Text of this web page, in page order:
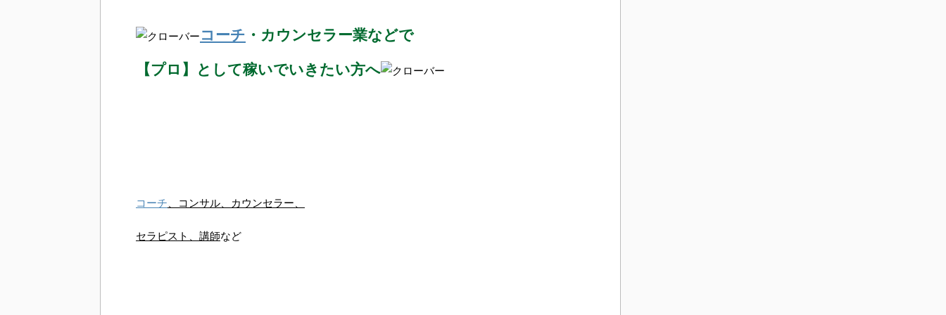
コーチ ・カウンセラー業などで
【プロ】として稼いでいきたい方へ
コーチ 、コンサル、カウンセラー、
セラピスト、講師など